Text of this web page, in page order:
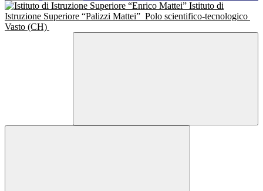
Istituto di
Istruzione Superiore “Palizzi Mattei” Polo scientifico-tecnologico
Vasto (CH)